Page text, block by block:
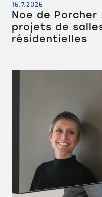
16.7.2026
Noe de
projets de
résidentielles